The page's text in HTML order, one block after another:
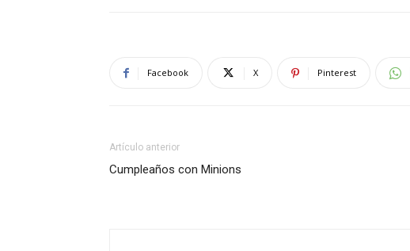
Facebook X Pinterest
Artículo anterior
Cumpleaños con Minions